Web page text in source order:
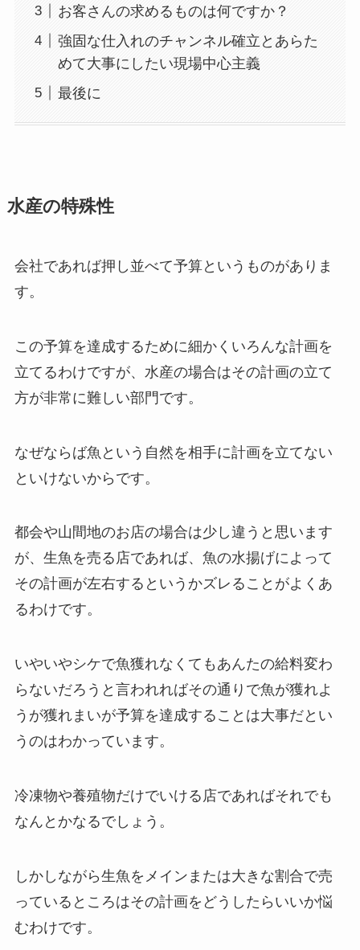
お客さんの求めるものは何ですか？
強固な仕入れのチャンネル確立とあらた
めて大事にしたい現場中心主義
最後に
水産の特殊性
会社であれば押し並べて予算というものがありま
す。
この予算を達成するために細かくいろんな計画を
立てるわけですが、水産の場合はその計画の立て
方が非常に難しい部門です。
なぜならば魚という自然を相手に計画を立てない
といけないからです。
都会や山間地のお店の場合は少し違うと思います
が、生魚を売る店であれば、魚の水揚げによって
その計画が左右するというかズレることがよくあ
るわけです。
いやいやシケで魚獲れなくてもあんたの給料変わ
らないだろうと言われればその通りで魚が獲れよ
うが獲れまいが予算を達成することは大事だとい
うのはわかっています。
冷凍物や養殖物だけでいける店であればそれでも
なんとかなるでしょう。
しかしながら生魚をメインまたは大きな割合で売
っているところはその計画をどうしたらいいか悩
むわけです。